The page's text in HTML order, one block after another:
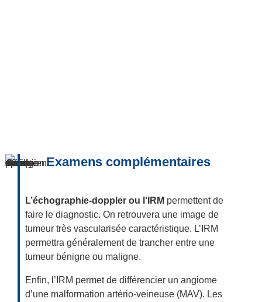
Examens complémentaires
L’échographie-doppler ou l’IRM permettent de
faire le diagnostic. On retrouvera une image de
tumeur très vascularisée caractéristique. L’IRM
permettra généralement de trancher entre une
tumeur bénigne ou maligne.
Enfin, l’IRM permet de différencier un angiome
d’une malformation artério-veineuse (MAV). Les